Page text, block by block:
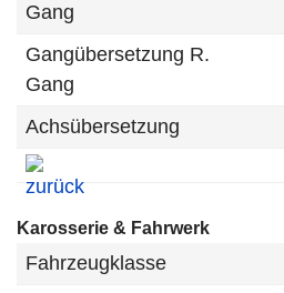
Gang
Gangübersetzung R.
Gang
Achsübersetzung
Karosserie & Fahrwerk
Fahrzeugklasse